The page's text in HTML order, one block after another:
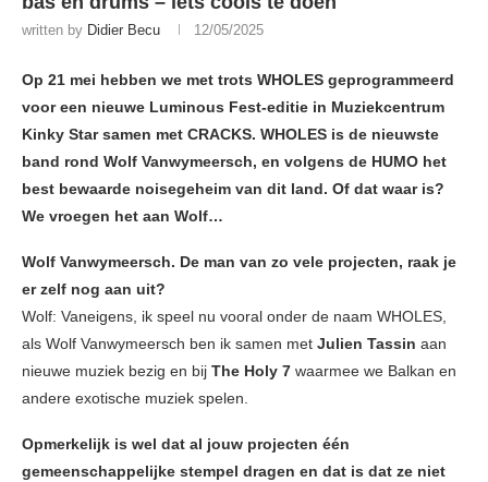
written by Didier Becu 12/05/2025
Op 21 mei hebben we met trots WHOLES geprogrammeerd
voor een nieuwe Luminous Fest-editie in Muziekcentrum
Kinky Star samen met CRACKS. WHOLES is de nieuwste
band rond Wolf Vanwymeersch, en volgens de HUMO het
best bewaarde noisegeheim van dit land. Of dat waar is?
We vroegen het aan Wolf…
Wolf Vanwymeersch. De man van zo vele projecten, raak je
er zelf nog aan uit?
Wolf: Vaneigens, ik speel nu vooral onder de naam WHOLES,
als Wolf Vanwymeersch ben ik samen met Julien Tassin aan
nieuwe muziek bezig en bij The Holy 7 waarmee we Balkan en
andere exotische muziek spelen.
Opmerkelijk is wel dat al jouw projecten één
gemeenschappelijke stempel dragen en dat is dat ze niet